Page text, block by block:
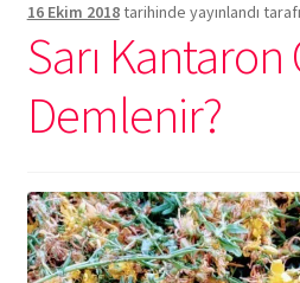
16 Ekim 2018tarihinde yayınlandı
Sarı Kantaron
Demlenir?